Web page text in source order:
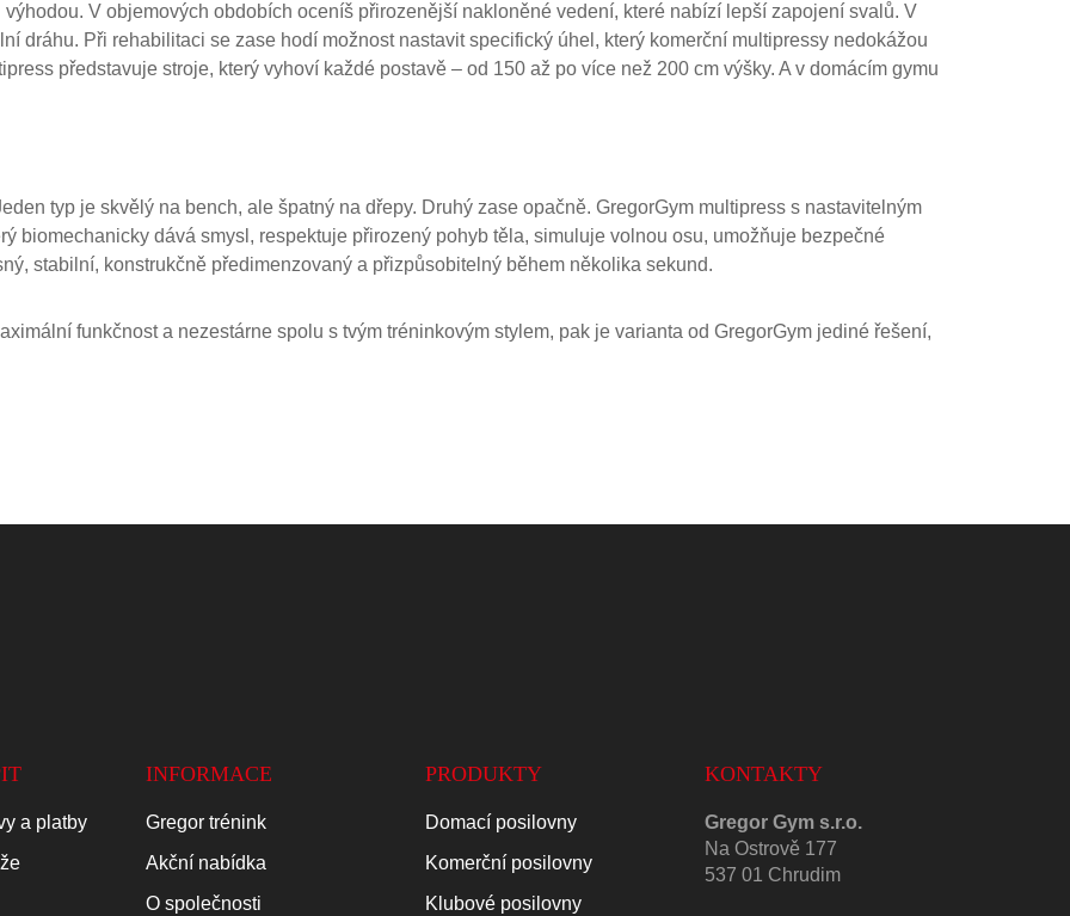
V objemových obdobích oceníš přirozenější nakloněné vedení, které nabízí lepší zapojení svalů. V
dráhu. Při rehabilitaci se zase hodí možnost nastavit specifický úhel, který komerční multipressy nedokážou
představuje stroje, který vyhoví každé postavě – od 150 až po více než 200 cm výšky. A v domácím gymu
typ je skvělý na bench, ale špatný na dřepy. Druhý zase opačně. GregorGym multipress s nastavitelným
biomechanicky dává smysl, respektuje přirozený pohyb těla, simuluje volnou osu, umožňuje bezpečné
stabilní, konstrukčně předimenzovaný a přizpůsobitelný během několika sekund.
funkčnost a nezestárne spolu s tvým tréninkovým stylem, pak je varianta od GregorGym jediné řešení,
a platby
INFORMACE
Gregor trénink
Akční nabídka
O společnosti
PRODUKTY
Domací posilovny
Komerční posilovny
Klubové posilovny
KONTAKTY
Gregor Gym s.r.o.
Na Ostrově 177
537 01 Chrudim